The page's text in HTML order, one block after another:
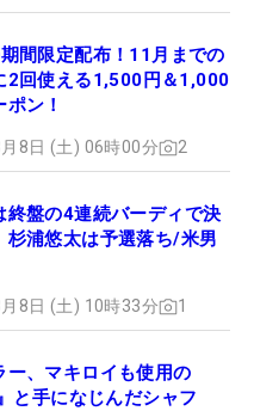
間限定配布！11月までの
2回使える1,500円＆1,000
ポン！
8日 (土) 06時00分 2
終盤の4連続バーディで決
浦悠太は予選落ち/米男
8日 (土) 10時33分 1
ー、マキロイも使用の
と手になじんだシャフ